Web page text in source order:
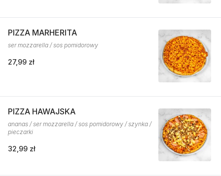
PIZZA MARHERITA
ser mozzarella / sos pomidorowy
27,99 zł
PIZZA HAWAJSKA
ananas / ser mozzarella / sos pomidorowy / szynka /
pieczarki
32,99 zł